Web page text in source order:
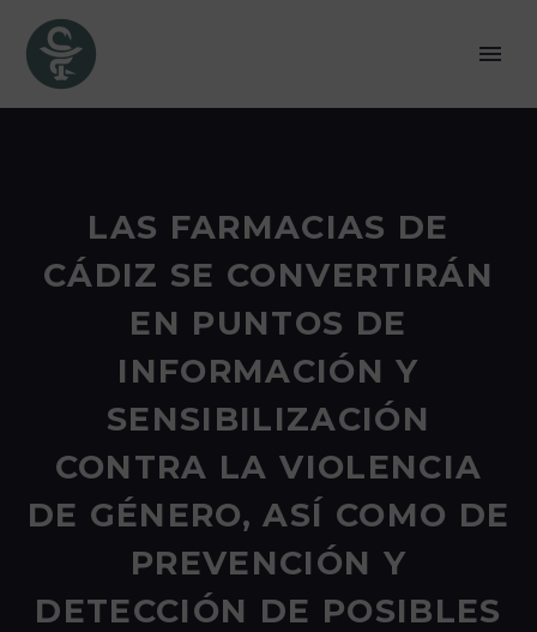
LAS FARMACIAS DE
CÁDIZ SE CONVERTIRÁN
EN PUNTOS DE
INFORMACIÓN Y
SENSIBILIZACIÓN
CONTRA LA VIOLENCIA
DE GÉNERO, ASÍ COMO DE
PREVENCIÓN Y
DETECCIÓN DE POSIBLES